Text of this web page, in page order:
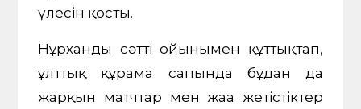
үлесін қосты.
Нұрханды сәтті ойынымен құттықтап,
ұлттық құрама сапында бұдан да
жарқын матчтар мен жаңа жетістіктер